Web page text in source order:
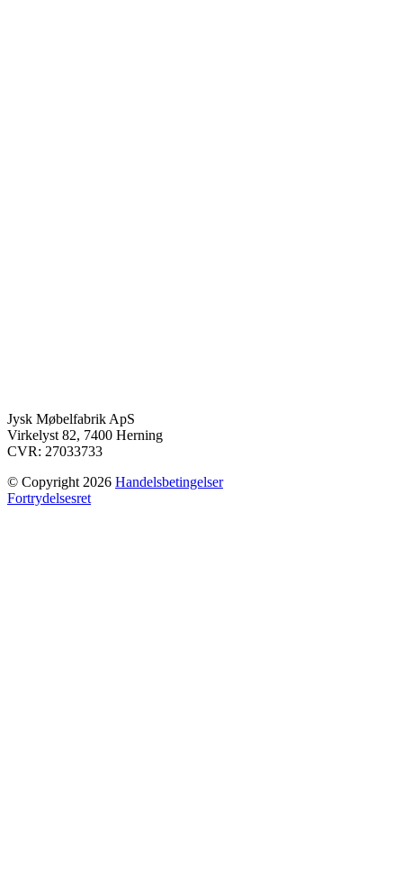
Jysk Møbelfabrik ApS
Virkelyst 82, 7400 Herning
CVR: 27033733
© Copyright 2026 Handelsbetingelser
Fortrydelsesret